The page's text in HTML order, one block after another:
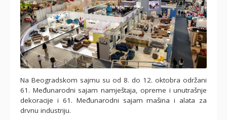
Na Beogradskom sajmu su od 8. do 12. oktobra održani
61. Međunarodni sajam namještaja, opreme i unutrašnje
dekoracije i 61. Međunarodni sajam mašina i alata za
drvnu industriju.